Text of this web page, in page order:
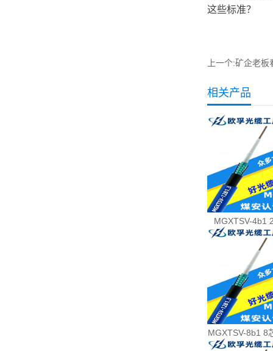
这些标准？
上一个:矿企老板
相关产品
MGXTSV-4b1
MGXTSV-8b1 8